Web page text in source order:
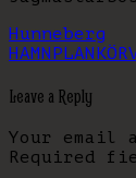
Hunneberg
HAMNPLAN
Leave a Reply
Your email
Required